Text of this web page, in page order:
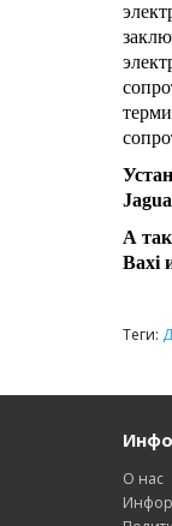
А
Baxi
Теги:
О нас